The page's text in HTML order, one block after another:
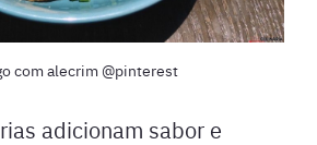
com alecrim @pinterest
adicionam sabor e